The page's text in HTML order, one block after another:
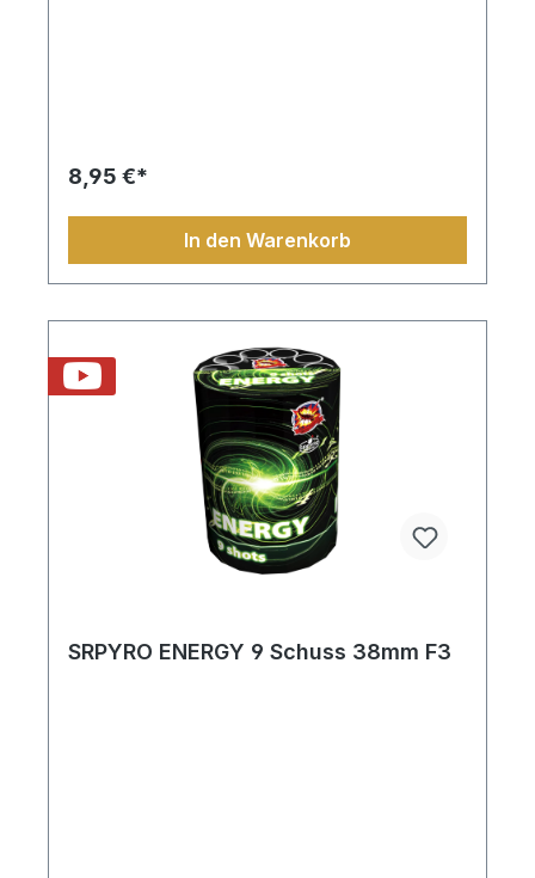
8,95 €*
In den Warenkorb
SRPYRO ENERGY 9 Schuss 38mm F3